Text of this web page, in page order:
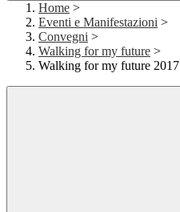
Home >
Eventi e Manifestazioni >
Convegni >
Walking for my future >
Walking for my future 2017